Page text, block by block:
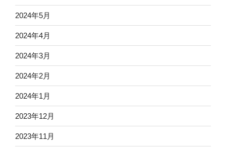
2024年5月
2024年4月
2024年3月
2024年2月
2024年1月
2023年12月
2023年11月